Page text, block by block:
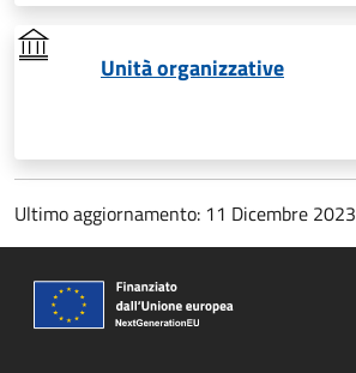
Unità organizzative
Ultimo aggiornamento: 11 Dicembre 2023